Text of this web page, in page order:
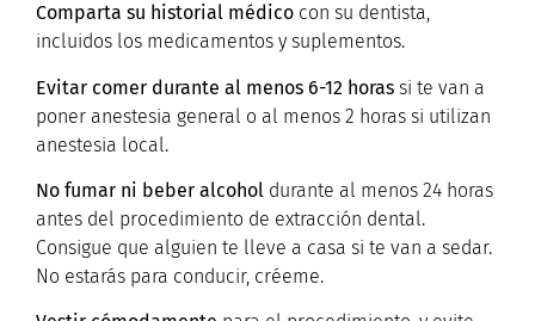
Comparta su historial médico con su dentista,
incluidos los medicamentos y suplementos.
Evitar comer durante al menos 6-12 horas si te van a
poner anestesia general o al menos 2 horas si utilizan
anestesia local.
No fumar ni beber alcohol durante al menos 24 horas
antes del procedimiento de extracción dental.
Consigue que alguien te lleve a casa si te van a sedar.
No estarás para conducir, créeme.